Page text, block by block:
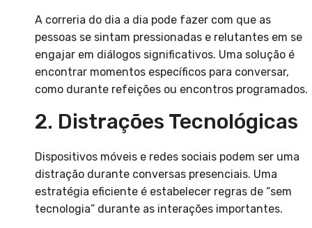
A correria do dia a dia pode fazer com que as
pessoas se sintam pressionadas e relutantes em se
engajar em diálogos significativos. Uma solução é
encontrar momentos específicos para conversar,
como durante refeições ou encontros programados.
2. Distrações Tecnológicas
Dispositivos móveis e redes sociais podem ser uma
distração durante conversas presenciais. Uma
estratégia eficiente é estabelecer regras de “sem
tecnologia” durante as interações importantes.